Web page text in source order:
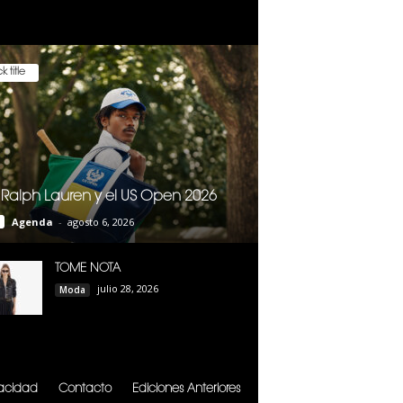
title
Lauren y el US Open 2026
Agenda - agosto 6, 2026
TOME NOTA
Moda julio 28, 2026
Contacto Ediciones Anteriores